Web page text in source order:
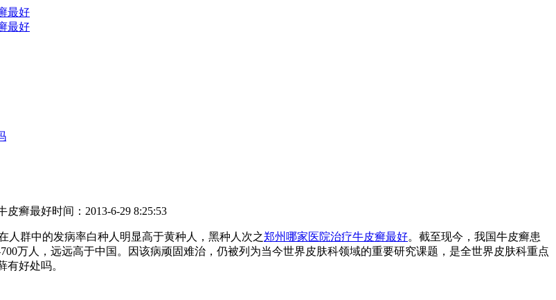
皮癣最好时间：2013-6-29 8:25:53
人群中的发病率白种人明显高于黄种人，黑种人次之郑州哪家医院治疗牛皮癣最好。截至现今，我国牛皮癣患
万人，远远高于中国。因该病顽固难治，仍被列为当今世界皮肤科领域的重要研究课题，是全世界皮肤科重点
好处吗。